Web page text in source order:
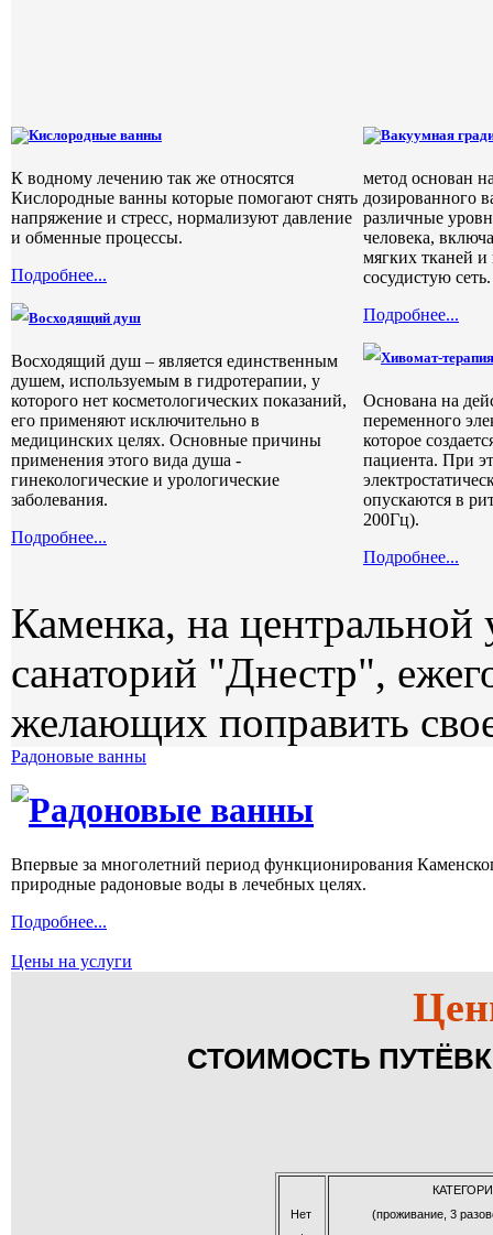
Кислородные ванны
К водному лечению так же относятся
Кислородные ванны которые помогают снять
напряжение и стресс, нормализуют давление
и обменные процессы.
Подробнее...
Восходящий душ
Восходящий душ – является единственным
душем, используемым в гидротерапии, у
которого нет косметологических показаний,
его применяют исключительно в
медицинских целях. Основные причины
применения этого вида душа -
гинекологические и урологические
заболевания.
Подробнее...
Вакуумная
метод основан
дозированного
различные
человека,
мягких тканей
сосудистую сеть.
Подробнее...
Хивомат-терапия
Основана на
переменного
которое
пациента. При
опускаются в
200Гц).
Подробнее...
Каменка, на центральной
санаторий "Днестр",
желающих поправить
Радоновые ванны
Радоновые ванны
Впервые за многолетний период функционирования
природные радоновые воды в лечебных целях.
Подробнее...
Цены на услуги
СТОИМОСТЬ
Нет
(проживание, 3